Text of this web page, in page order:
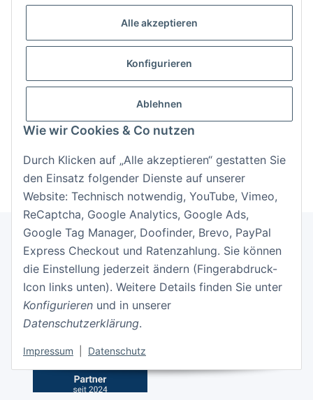
Alle akzeptieren
Konfigurieren
Ablehnen
Wie wir Cookies & Co nutzen
Durch Klicken auf „Alle akzeptieren“ gestatten Sie
den Einsatz folgender Dienste auf unserer
Website: Technisch notwendig, YouTube, Vimeo,
ReCaptcha, Google Analytics, Google Ads,
Google Tag Manager, Doofinder, Brevo, PayPal
Express Checkout und Ratenzahlung. Sie können
die Einstellung jederzeit ändern (Fingerabdruck-
Icon links unten). Weitere Details finden Sie unter
Konfigurieren und in unserer
Datenschutzerklärung.
Impressum Datenschutz
Anmelden
Passwort vergessen
Informationen
Gesetzliche Informationen